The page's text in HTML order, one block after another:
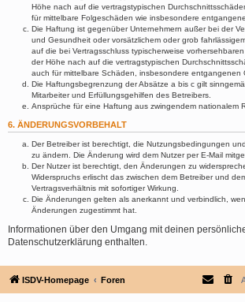
Höhe nach auf die vertragstypischen
für mittelbare Folgeschäden wie insbesondere
Die Haftung ist gegenüber Unternehmern außer bei der
und Gesundheit oder vorsätzlichem oder grob
auf die bei Vertragsschluss typischerweise
der Höhe nach auf die vertragstypischen
auch für mittelbare Schäden, insbesondere entgangenen
Die Haftungsbegrenzung der Absätze a bis c gilt
Mitarbeiter und Erfüllungsgehilfen des Betreibers.
Ansprüche für eine Haftung aus zwingendem nationalem
6. ÄNDERUNGSVORBEHALT
Der Betreiber ist berechtigt, die Nutzungsbedingungen
zu ändern. Die Änderung wird dem Nutzer per E-Mail
Der Nutzer ist berechtigt, den Änderungen zu
Widerspruchs erlischt das zwischen dem Betreiber und
Vertragsverhältnis mit sofortiger Wirkung.
Die Änderungen gelten als anerkannt und verbindlich,
Änderungen zugestimmt hat.
Informationen über den Umgang mit deinen
Datenschutzerklärung enthalten.
ISDV-Homepage Foren